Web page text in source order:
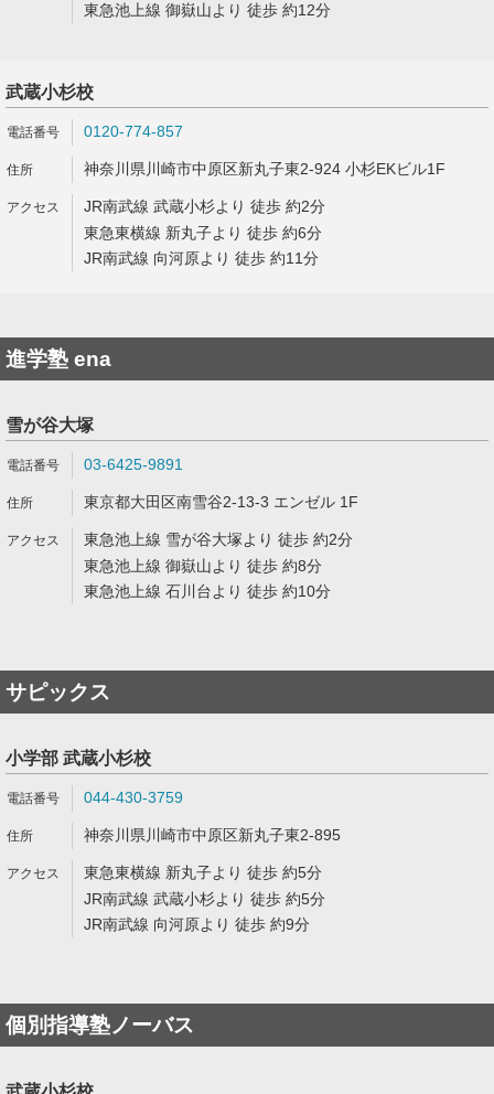
東急池上線 御嶽山より 徒歩 約12分
武蔵小杉校
0120-774-857
神奈川県川崎市中原区新丸子東2-924 小杉EKビル1F
JR南武線 武蔵小杉より 徒歩 約2分
東急東横線 新丸子より 徒歩 約6分
JR南武線 向河原より 徒歩 約11分
進学塾 ena
雪が谷大塚
03-6425-9891
東京都大田区南雪谷2-13-3 エンゼル 1F
東急池上線 雪が谷大塚より 徒歩 約2分
東急池上線 御嶽山より 徒歩 約8分
東急池上線 石川台より 徒歩 約10分
サピックス
小学部 武蔵小杉校
044-430-3759
神奈川県川崎市中原区新丸子東2-895
東急東横線 新丸子より 徒歩 約5分
JR南武線 武蔵小杉より 徒歩 約5分
JR南武線 向河原より 徒歩 約9分
個別指導塾ノーバス